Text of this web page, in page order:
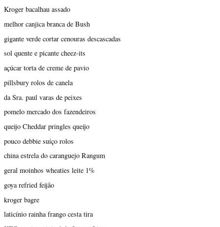
Kroger bacalhau assado
melhor canjica branca de Bush
gigante verde cortar cenouras descascadas
sol quente e picante cheez-its
açúcar torta de creme de pavio
pillsbury rolos de canela
da Sra. paul varas de peixes
pomelo mercado dos fazendeiros
queijo Cheddar pringles queijo
pouco debbie suíço rolos
china estrela do caranguejo Rangum
geral moinhos wheaties leite 1%
goya refried feijão
kroger bagre
laticínio rainha frango cesta tira